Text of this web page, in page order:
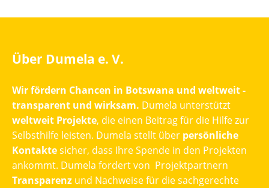
Über Dumela e. V.
Wir fördern Chancen in Botswana und weltweit -
transparent und wirksam. Dumela unterstützt
weltweit Projekte, die einen Beitrag für die Hilfe zur
Selbsthilfe leisten. Dumela stellt über persönliche
Kontaktesicher, dass Ihre Spende in den Projekten
ankommt. Dumela fordert von Projektpartnern
Transparenz und Nachweise für die sachgerechte